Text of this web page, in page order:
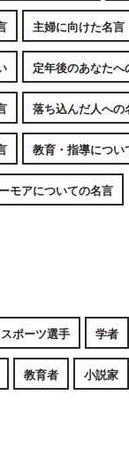
主婦に向けた名言
定年後のあなたへ
落ち込んだ人への
教育・指導につい
モアについての名言
スポーツ選手 学者
教育者 小説家